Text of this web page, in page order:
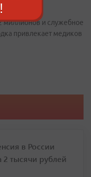
и служебное
привлекает медиков
в России
2 тысячи рублей